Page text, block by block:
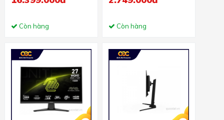
LS27DG602SEXXV (27
- 0.03ms)
Còn hàng
inch - IPS - FHD - 120Hz
Còn hàng